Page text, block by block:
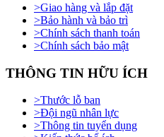
>Giao hàng và lắp đặt
>Bảo hành và bảo trì
>Chính sách thanh toán
>Chính sách bảo mật
THÔNG TIN HỮU ÍCH
>Thước lỗ ban
>Đội ngũ nhân lực
>Thông tin tuyển dụng